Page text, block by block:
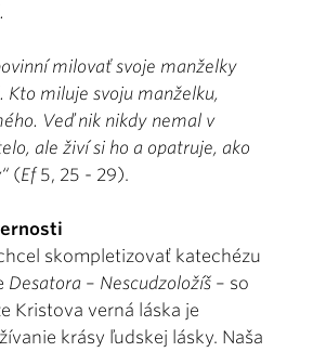
milovať svoje manželky
Kto miluje svoju manželku,
Veď nik nikdy nemal v
ale živí si ho a opatruje, ako
(Ef5, 25 - 29).
skompletizovať katechézu
Desatora – Nescudzoložíš – so
Kristova verná láska je
krásy ľudskej lásky. Naša